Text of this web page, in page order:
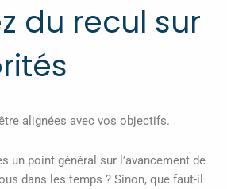
du recul sur
alignées avec vos objectifs.
un point général sur l’avancement de
dans les temps ? Sinon, que faut-il